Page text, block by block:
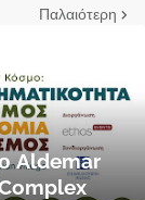
Παλαιότερη
Aldemar